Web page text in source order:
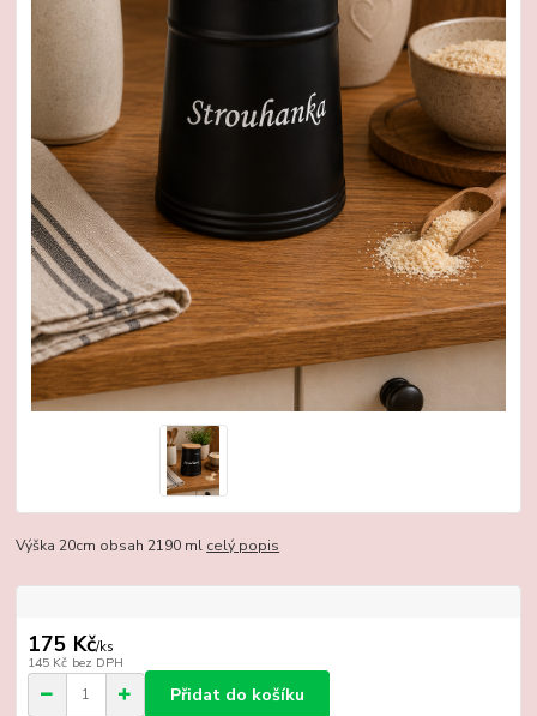
Výška 20cm obsah 2190 ml celý popis
175 Kč/ks
145 Kč bez DPH
Přidat do košíku